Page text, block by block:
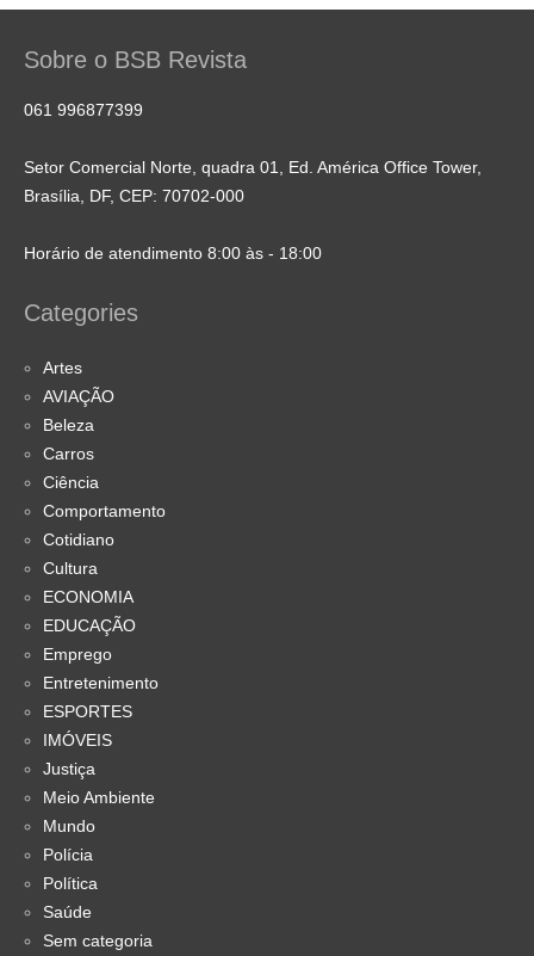
Sobre o BSB Revista
061 996877399
Setor Comercial Norte, quadra 01, Ed. América Office Tower,
Brasília, DF, CEP: 70702-000
Horário de atendimento 8:00 às - 18:00
Categories
Artes
AVIAÇÃO
Beleza
Carros
Ciência
Comportamento
Cotidiano
Cultura
ECONOMIA
EDUCAÇÃO
Emprego
Entretenimento
ESPORTES
IMÓVEIS
Justiça
Meio Ambiente
Mundo
Polícia
Política
Saúde
Sem categoria